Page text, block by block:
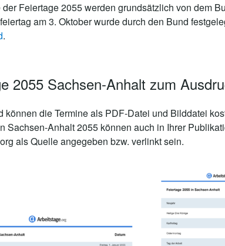
der Feiertage 2055 werden grundsätzlich von dem
am 3. Oktober wurde durch den Bund
.
2055 Sachsen-Anhalt zum
können die Termine als PDF-Datei und Bilddatei
Sachsen-Anhalt 2055 können auch in Ihrer
als Quelle angegeben bzw. verlinkt sein.